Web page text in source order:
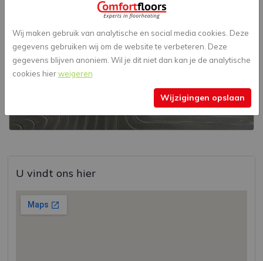
U vindt ons hier
Wij maken gebruik van analytische en social media cookies. Deze
gegevens gebruiken wij om de website te verbeteren. Deze
gegevens blijven anoniem. Wil je dit niet dan kan je de analytische
cookies hierweigeren
Wijzigingen opslaan